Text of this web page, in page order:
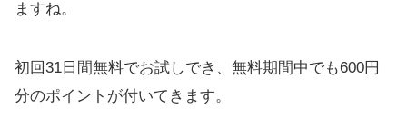
ますね。
初回31日間無料でお試しでき、無料期間中でも600円
分のポイントが付いてきます。